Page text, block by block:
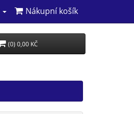
Nákupní košík
(0) 0,00 KČ